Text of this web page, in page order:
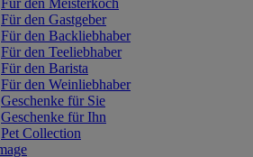
Für den Meisterkoch
Für den Gastgeber
Für den Backliebhaber
Für den Teeliebhaber
Für den Barista
Für den Weinliebhaber
Geschenke für Sie
Geschenke für Ihn
Pet Collection